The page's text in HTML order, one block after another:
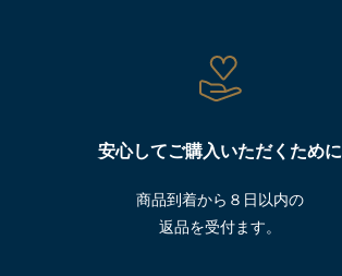
安心してご購入いただくために
商品到着から８日以内の
返品を受付ます。